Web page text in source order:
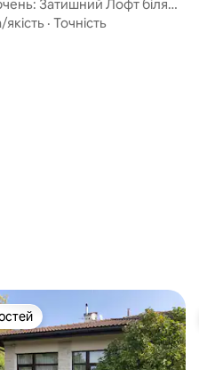
139
Затишний Лофт біля
якість · Точність
гостей